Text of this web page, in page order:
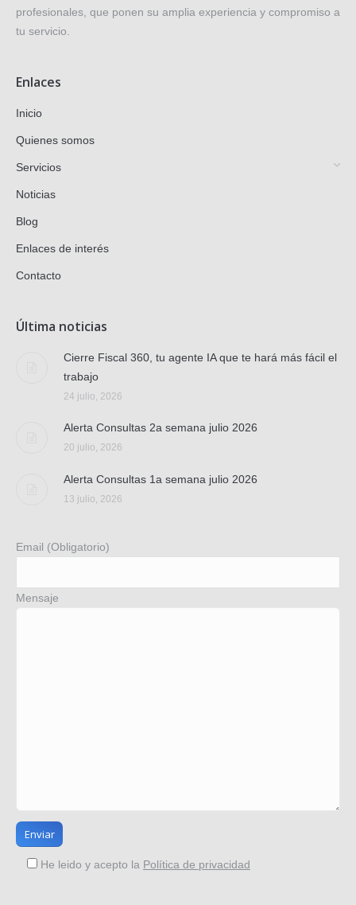
profesionales, que ponen su amplia experiencia y compromiso a
tu servicio.
Enlaces
Inicio
Quienes somos
Servicios
Noticias
Blog
Enlaces de interés
Contacto
Última noticias
Cierre Fiscal 360, tu agente IA que te hará más fácil el
trabajo
24 julio, 2026
Alerta Consultas 2a semana julio 2026
20 julio, 2026
Alerta Consultas 1a semana julio 2026
13 julio, 2026
Email (Obligatorio)
Mensaje
He leido y acepto la Política de privacidad